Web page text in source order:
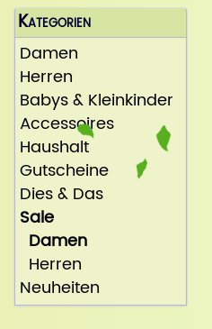
Kategorien
Damen
Herren
Babys & Kleinkinder
Accessoires
Haushalt
Gutscheine
Dies & Das
Sale
Damen
Herren
Neuheiten